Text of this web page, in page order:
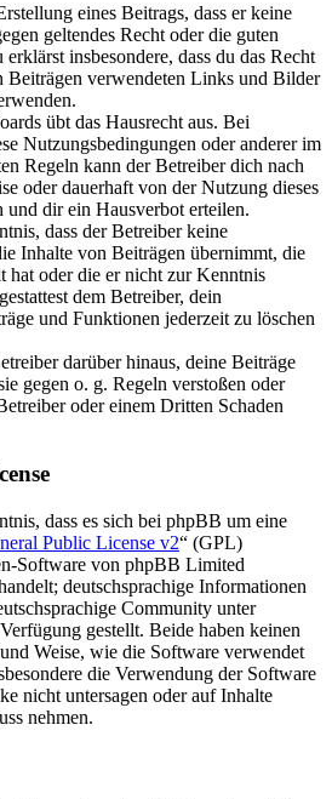
eines Beitrags, dass er keine
geltendes Recht oder die guten
insbesondere, dass du das Recht
Beiträgen verwendeten Links und Bilder
übt das Hausrecht aus. Bei
Nutzungsbedingungen oder anderer im
Regeln kann der Betreiber dich nach
oder dauerhaft von der Nutzung dieses
und dir ein Hausverbot erteilen.
dass der Betreiber keine
Inhalte von Beiträgen übernimmt, die
hat oder die er nicht zur Kenntnis
dem Betreiber, dein
und Funktionen jederzeit zu löschen
darüber hinaus, deine Beiträge
gegen o. g. Regeln verstoßen oder
oder einem Dritten Schaden
dass es sich bei phpBB um eine
Public License v2“ (GPL)
Software von phpBB Limited
deutschsprachige Informationen
Community unter
gestellt. Beide haben keinen
Weise, wie die Software verwendet
die Verwendung der Software
nicht untersagen oder auf Inhalte
nehmen.